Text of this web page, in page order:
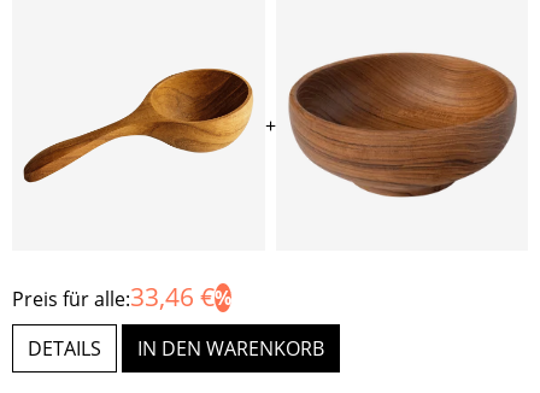
+
Preis für alle:33,46 €
DETAILS IN DEN WARENKORB